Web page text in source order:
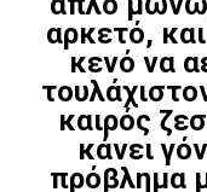
αρκετό,
κενό να
καιρός
κάνει
πρόβλημα